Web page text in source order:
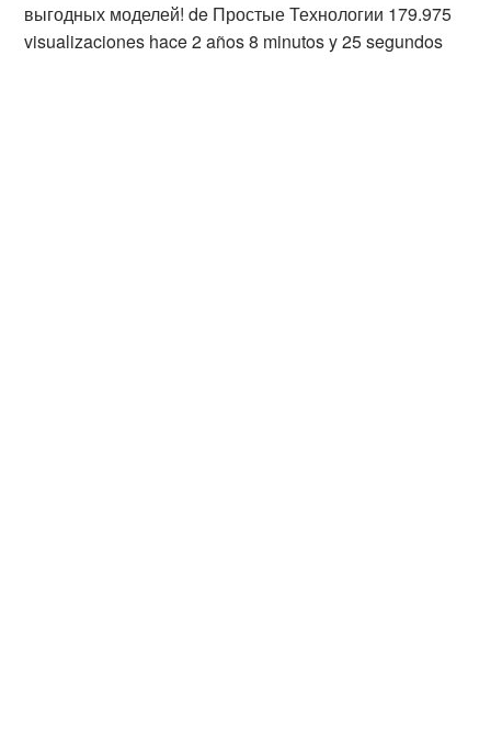
выгодных моделей! de Простые Технологии 179.975
visualizaciones hace 2 años 8 minutos y 25 segundos